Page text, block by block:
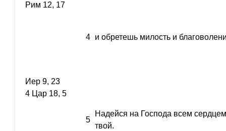
Рим 12, 17
4 и обретешь милость и
Иер 9, 23
4 Цар 18, 5
5
Надейся на Господа всем
твой.